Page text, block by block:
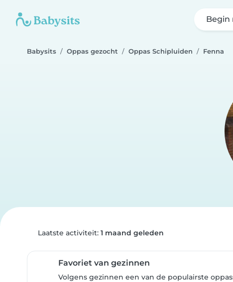
Begin
Babysits Oppas gezocht Oppas Schipluiden Fenna
Laatste activiteit: 1 maand geleden
Favoriet van gezinnen
Volgens gezinnen een van de populairste